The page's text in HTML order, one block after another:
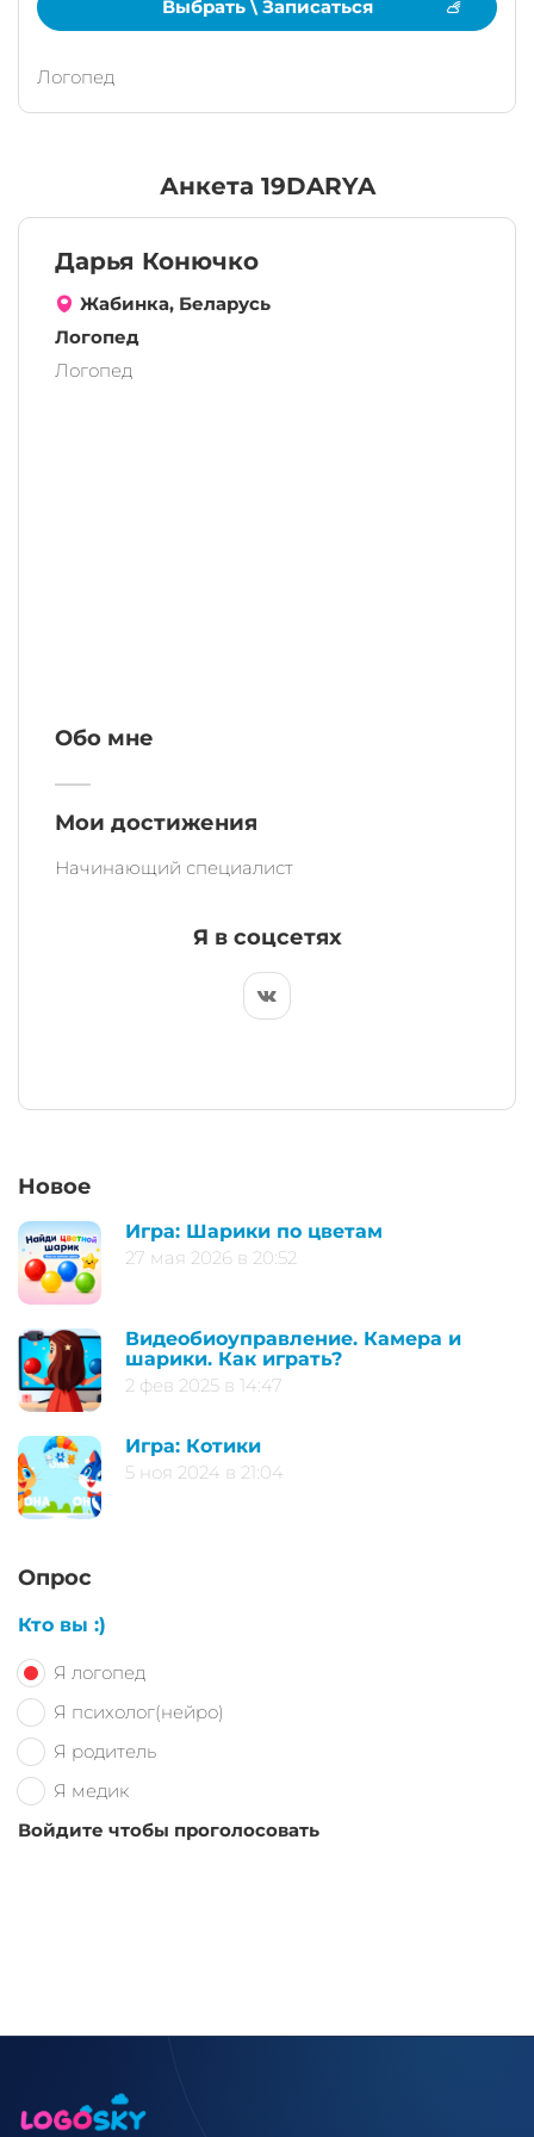
Выбрать \ Записаться
Логопед
Анкета 19DARYA
Дарья Конючко
Жабинка, Беларусь
Логопед
Логопед
Обо мне
——
Мои достижения
Начинающий специалист
Я в соцсетях
Новое
Игра: Шарики по цветам
27 мая 2026 в 20:52
Видеобиоуправление. Камера и
шарики. Как играть?
2 фев 2025 в 14:47
Игра: Котики
5 ноя 2024 в 21:04
Опрос
Кто вы :)
Я логопед
Я психолог(нейро)
Я родитель
Я медик
Войдите чтобы проголосовать